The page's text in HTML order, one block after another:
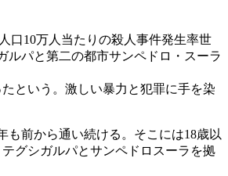
口10万人当たりの殺人事件発生率世
ルパと第二の都市サンペドロ・スーラ
という。激しい暴力と犯罪に手を染
前から通い続ける。そこには18歳以
グシガルパとサンペドロスーラを拠